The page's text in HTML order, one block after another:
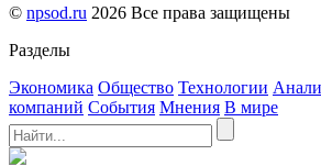
© npsod.ru 2026 Все права защищены
Разделы
Экономика Общество Технологии
компаний События Мнения В мире